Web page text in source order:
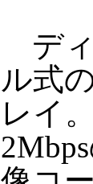
ディ
ル式
レイ